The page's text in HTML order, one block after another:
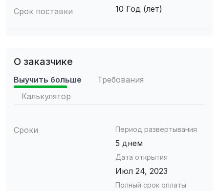
Срок поставки 10 Год (лет)
О заказчике
Выучить больше
Требования
Калькулятор
Сроки Период развертывания
5 днем
Дата открытия
Июл 24, 2023
Полный срок оплаты